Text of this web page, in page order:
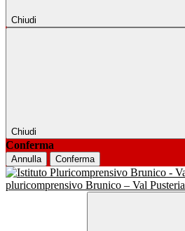
Chiudi
Chiudi
Conferma
Annulla Conferma
pluricomprensivo Brunico – Val Pusteria